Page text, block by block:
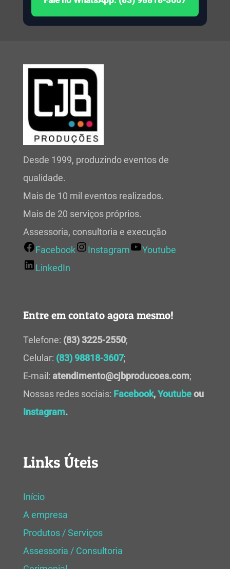
Desde 1999, produzindo eventos de
qualidade.
Mais de 10 mil eventos realizados.
Mais de 20 serviços próprios.
Assessoria, consultoria e execução
Facebook
Instagram
Youtube
LinkedIn
Entre em contato agora mesmo!
Telefone: (83) 3225-2550;
Celular: (83) 98818-3607;
E-mail: atendimento@cjbproducoes.com;
Nossas redes sociais: Facebook,Youtubeou
Instagram.
Links Úteis
Início
A empresa
Produtos / Serviços
Assessoria / Consultoria